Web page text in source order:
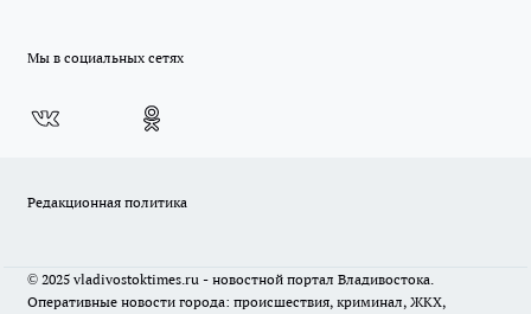
Мы в социальных сетях
Редакционная политика
© 2025 vladivostoktimes.ru - новостной портал Владивостока.
Оперативные новости города: происшествия, криминал, ЖКХ,